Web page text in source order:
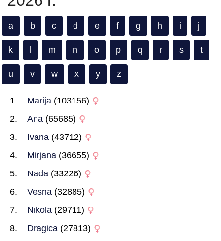
a b c d e f g h i j
k m n o p q r s t
u v w x y z
Marija (103156)
Ana (65685)
Ivana (43712)
Mirjana (36655)
Nada (33226)
Vesna (32885)
Nikola (29711)
Dragica (27813)